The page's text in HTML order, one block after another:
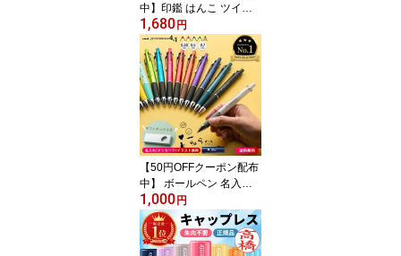
中】印鑑 はんこ ツインG
T キャップレス タニエバ
ー (ネーム印＋訂正印)
(ハンコ 判子 浸透印 認印
ネーム印 修正印 スタン
プ ネームスタンプ お名
前 認め印 かわいい スタ
ンプ ナース 9mm 5mm
ナース印鑑) 送料無料
1,680円
【50円OFFクーポン配布
中】 ボールペン 名入れ
無料 ジェットストリーム
4＆1 選べる 0.5mm 0.7m
m 0.38mm MSXE5-1000
名入れ無料 入学祝い 就
1,000円